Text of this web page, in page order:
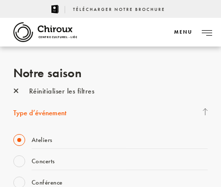
TÉLÉCHARGER NOTRE BROCHURE
CENTRE CULTUREL - LIÈGE
MENU
Notre saison
Réinitialiser les filtres
Type d’événement
Ateliers
Concerts
Conférence